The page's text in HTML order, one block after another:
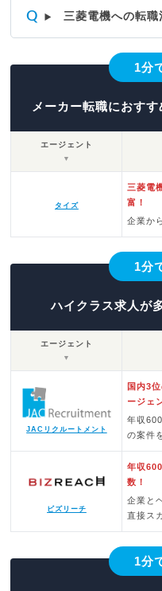
三菱電機への転職
1分
メーカー転職におす
エージェント
▼
タイズ
三菱電
富！
企業か
1分
ハイクラス求人が
エージェント
▼
JACリクルートメント
国内3
ージェ
年収
の案件
ビズリーチ
年収
数！
企業と
直接ス
1分